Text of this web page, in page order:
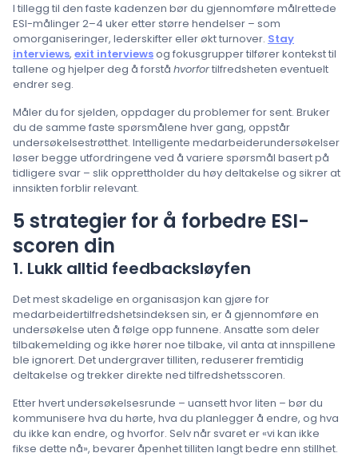
I tillegg til den faste kadenzen bør du gjennomføre målrettede
ESI-målinger 2–4 uker etter større hendelser – som
omorganiseringer, lederskifter eller økt turnover. Stay
interviews, exit interviewsog fokusgrupper tilfører kontekst til
tallene og hjelper deg å forstå hvorfortilfredsheten eventuelt
endrer seg.
Måler du for sjelden, oppdager du problemer for sent. Bruker
du de samme faste spørsmålene hver gang, oppstår
undersøkelsestrøtthet. Intelligente medarbeiderundersøkelser
løser begge utfordringene ved å variere spørsmål basert på
tidligere svar – slik opprettholder du høy deltakelse og sikrer at
innsikten forblir relevant.
5 strategier for å forbedre ESI-
scoren din
1. Lukk alltid feedbacksløyfen
Det mest skadelige en organisasjon kan gjøre for
medarbeidertilfredshetsindeksen sin, er å gjennomføre en
undersøkelse uten å følge opp funnene. Ansatte som deler
tilbakemelding og ikke hører noe tilbake, vil anta at innspillene
ble ignorert. Det undergraver tilliten, reduserer fremtidig
deltakelse og trekker direkte ned tilfredshetsscoren.
Etter hvert undersøkelsesrunde – uansett hvor liten – bør du
kommunisere hva du hørte, hva du planlegger å endre, og hva
du ikke kan endre, og hvorfor. Selv når svaret er «vi kan ikke
fikse dette nå», bevarer åpenhet tilliten langt bedre enn stillhet.